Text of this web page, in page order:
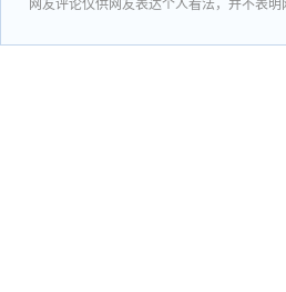
网友评论仅供网友表达个人看法，并不表